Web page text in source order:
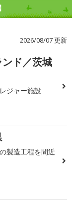
2026/08/07 更新
ド／茨城
ジャー施設
製造工程を間近